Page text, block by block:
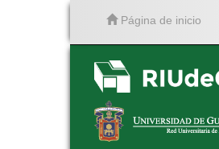
Página de inicio